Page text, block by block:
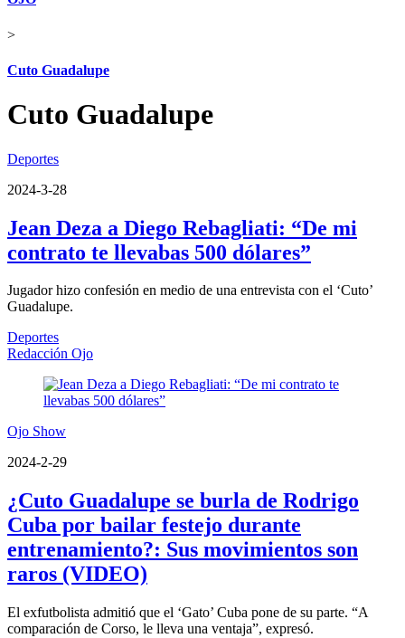
>
Cuto Guadalupe
Cuto Guadalupe
Deportes
2024-3-28
Jean Deza a Diego Rebagliati: “De mi
contrato te llevabas 500 dólares”
Jugador hizo confesión en medio de una entrevista con el ‘Cuto’
Guadalupe.
Deportes
Redacción Ojo
Ojo Show
2024-2-29
¿Cuto Guadalupe se burla de Rodrigo
Cuba por bailar festejo durante
entrenamiento?: Sus movimientos son
raros (VIDEO)
El exfutbolista admitió que el ‘Gato’ Cuba pone de su parte. “A
comparación de Corso, le lleva una ventaja”, expresó.